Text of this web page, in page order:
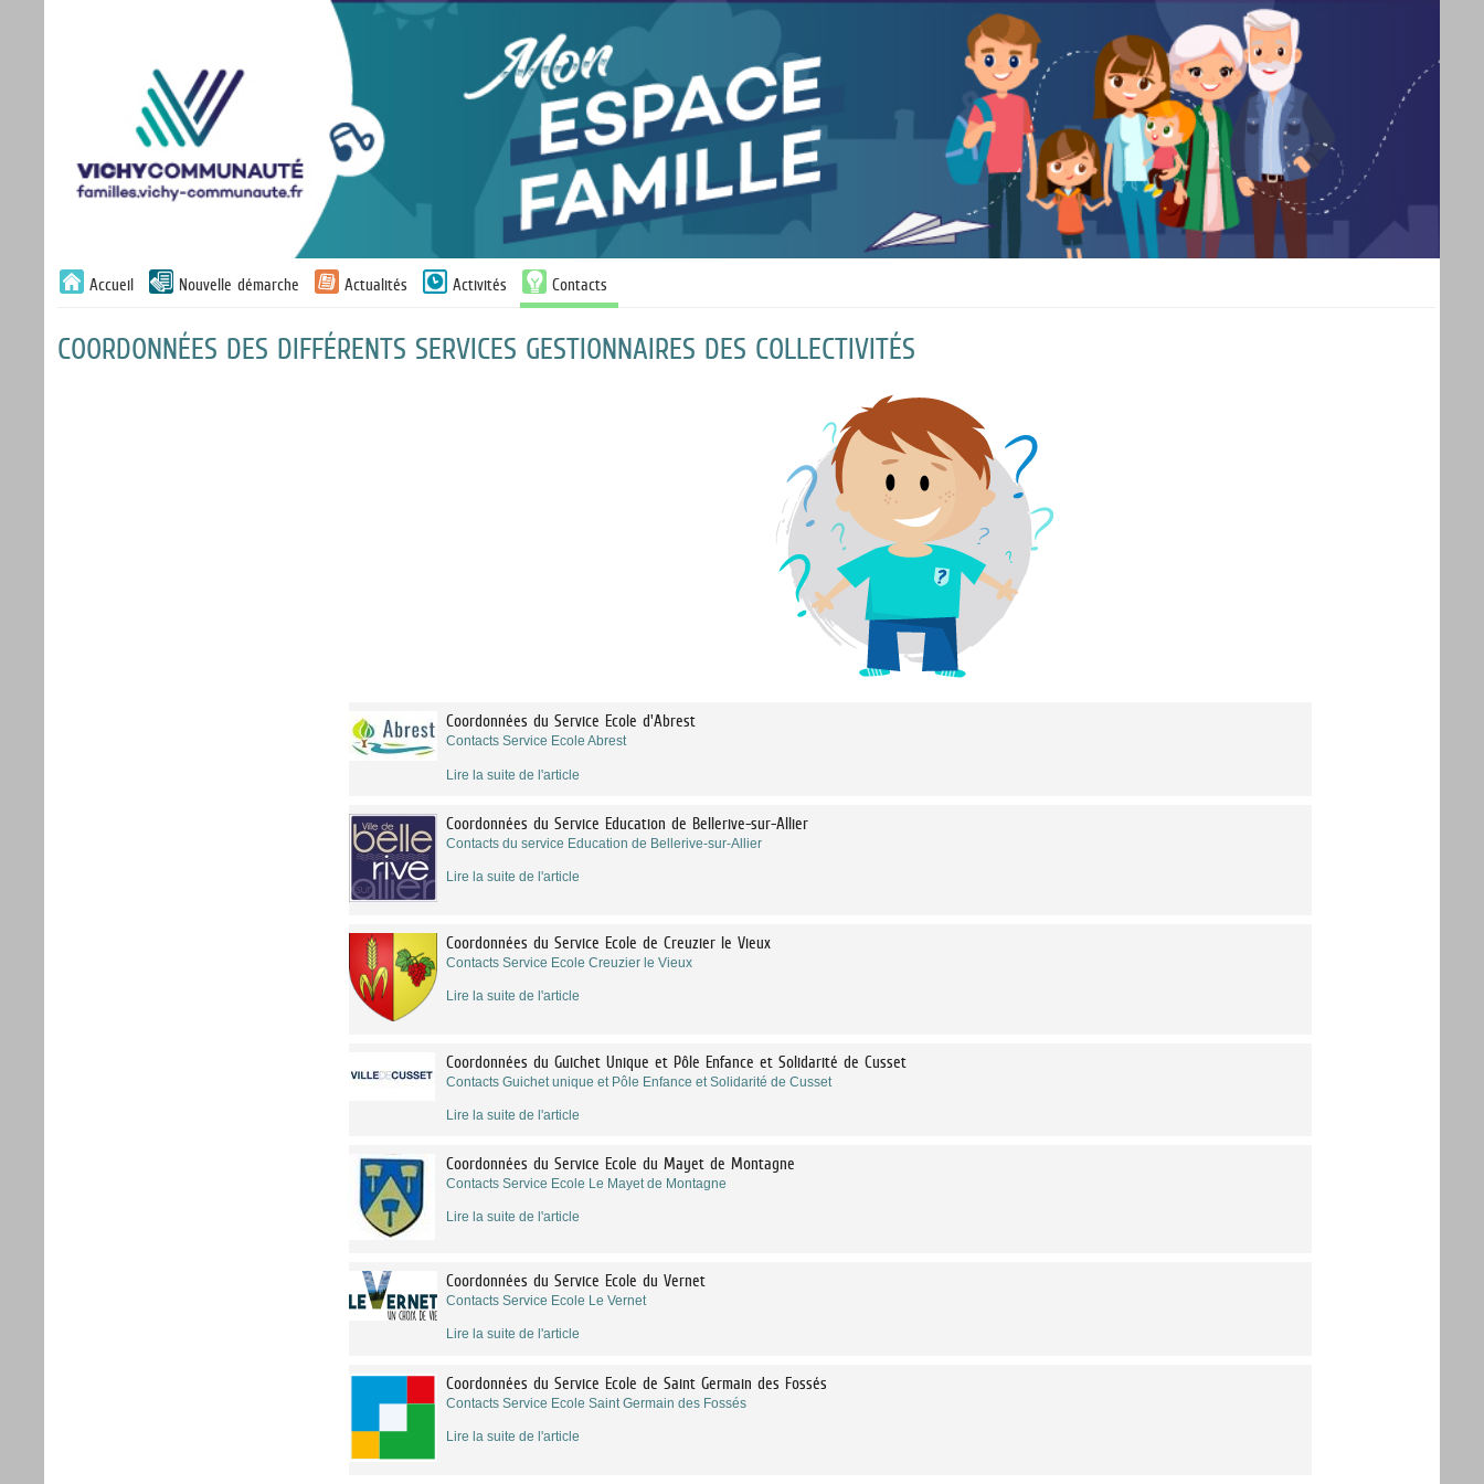
Liste
des
Accueil Nouvelle démarche Actualités Activités Contacts
COORDONNÉES DES DIFFÉRENTS SERVICES GESTIONNAIRES DES COLLECTIVITÉS
Coordonnées du Service Ecole d'Abrest
Contacts Service Ecole Abrest
Lire la suite de l'article
Coordonnées du Service Education de Bellerive-sur-Allier
Contacts du service Education de Bellerive-sur-Allier
Lire la suite de l'article
Coordonnées du Service Ecole de Creuzier le Vieux
Contacts Service Ecole Creuzier le Vieux
Lire la suite de l'article
Coordonnées du Guichet Unique et Pôle Enfance et Solidarité de Cusset
Contacts Guichet unique et Pôle Enfance et Solidarité de Cusset
Lire la suite de l'article
Coordonnées du Service Ecole du Mayet de Montagne
Contacts Service Ecole Le Mayet de Montagne
Lire la suite de l'article
Coordonnées du Service Ecole du Vernet
Contacts Service Ecole Le Vernet
Lire la suite de l'article
Coordonnées du Service Ecole de Saint Germain des Fossés
Contacts Service Ecole Saint Germain des Fossés
Lire la suite de l'article